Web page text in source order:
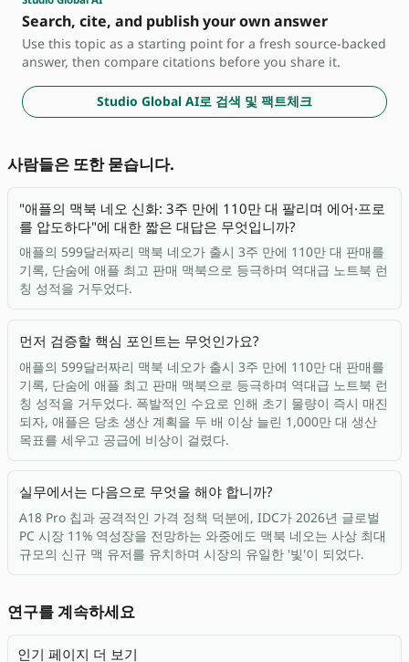
Search, cite, and publish your own answer
Use this topic as a starting point for a fresh source-backed
answer, then compare citations before you share it.
Studio Global AI로 검색 및 팩트체크
사람들은 또한 묻습니다.
"애플의 맥북 네오 신화: 3주 만에 110만 대 팔리며 에어·프로
를 압도하다"에 대한 짧은 대답은 무엇입니까?
애플의 599달러짜리 맥북 네오가 출시 3주 만에 110만 대 판매를
기록, 단숨에 애플 최고 판매 맥북으로 등극하며 역대급 노트북 런
칭 성적을 거두었다.
먼저 검증할 핵심 포인트는 무엇인가요?
애플의 599달러짜리 맥북 네오가 출시 3주 만에 110만 대 판매를
기록, 단숨에 애플 최고 판매 맥북으로 등극하며 역대급 노트북 런
칭 성적을 거두었다. 폭발적인 수요로 인해 초기 물량이 즉시 매진
되자, 애플은 당초 생산 계획을 두 배 이상 늘린 1,000만 대 생산
목표를 세우고 공급에 비상이 걸렸다.
실무에서는 다음으로 무엇을 해야 합니까?
A18 Pro 칩과 공격적인 가격 정책 덕분에, IDC가 2026년 글로벌
PC 시장 11% 역성장을 전망하는 와중에도 맥북 네오는 사상 최대
규모의 신규 맥 유저를 유치하며 시장의 유일한 '빛'이 되었다.
연구를 계속하세요
인기 페이지 더 보기